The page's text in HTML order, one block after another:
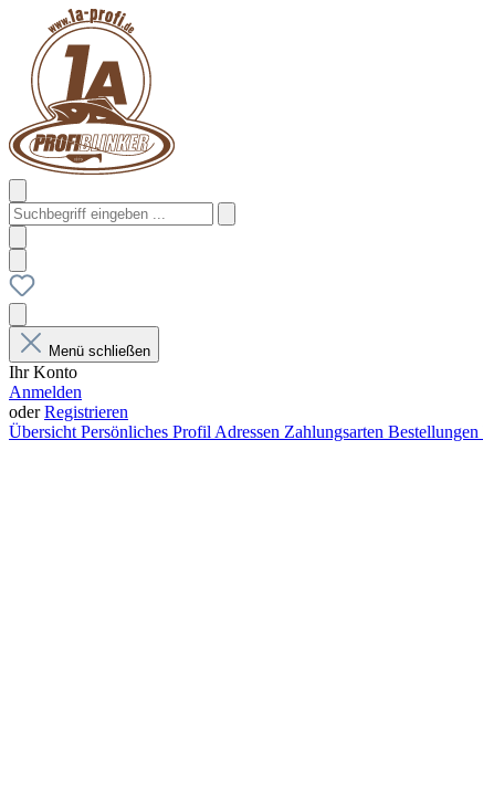
Menü schließen
Ihr Konto
Anmelden
oderRegistrieren
Übersicht Persönliches Profil Adressen Zahlungsarten Bestellungen